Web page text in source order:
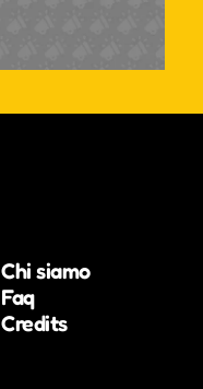
Chi siamo
Faq
Credits